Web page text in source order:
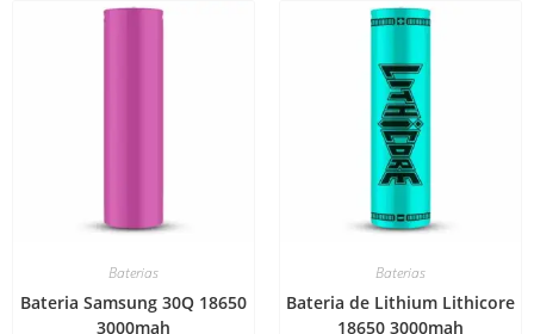
Baterias
Bateria Samsung 30Q 18650
3000mah
Baterias
Bateria de Lithium Lithicore
18650 3000mah